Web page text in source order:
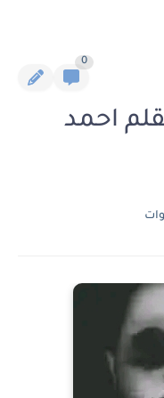
0
احمد